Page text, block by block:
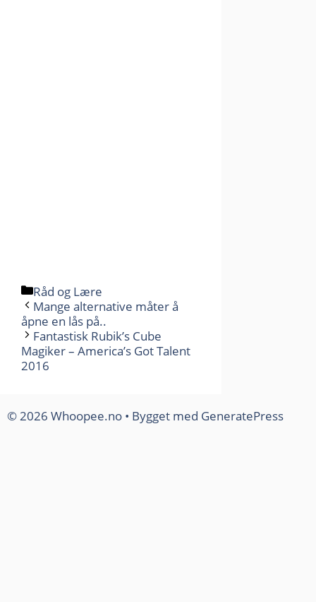
Kategorier
Råd og Lære
Mange alternative måter å
åpne en lås på..
Fantastisk Rubik’s Cube
Magiker – America’s Got Talent
2016
© 2026 Whoopee.no • Bygget med GeneratePress